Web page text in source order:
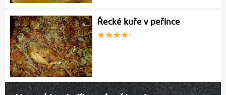
Řecké kuře v peřince